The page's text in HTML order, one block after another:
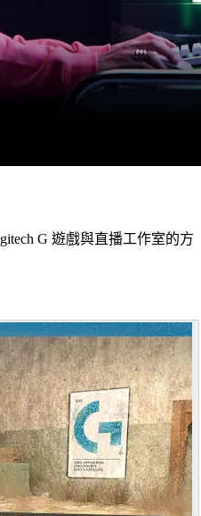
G 遊戲與直播工作室的方